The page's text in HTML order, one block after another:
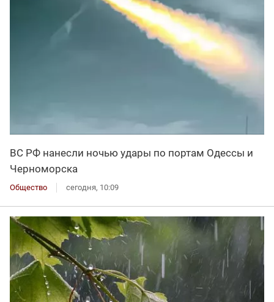
ВС РФ нанесли ночью удары по портам Одессы и
Черноморска
Общество сегодня, 10:09